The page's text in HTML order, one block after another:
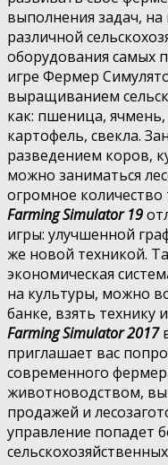
выполнения задач,
различной
оборудования самых
игре Фермер
выращиванием
как: пшеница, ячмень,
картофель, свекла.
разведением коров,
можно заниматься
огромное количество
Farming Simulator 19
игры: улучшенной
же новой техникой.
экономическая
на культуры, можно
банке, взять технику
Farming Simulator 2017
приглашает вас
современного
животноводством,
продажей и
управление попадет